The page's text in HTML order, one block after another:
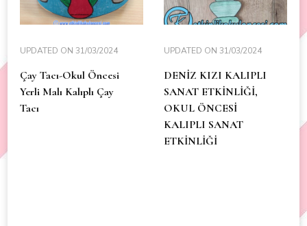
UPDATED ON 31/03/2024
Çay Tacı-Okul Öncesi
Yerli Malı Kalıplı Çay
Tacı
UPDATED ON 31/03/2024
DENİZ KIZI KALIPLI
SANAT ETKİNLİĞİ,
OKUL ÖNCESİ
KALIPLI SANAT
ETKİNLİĞİ